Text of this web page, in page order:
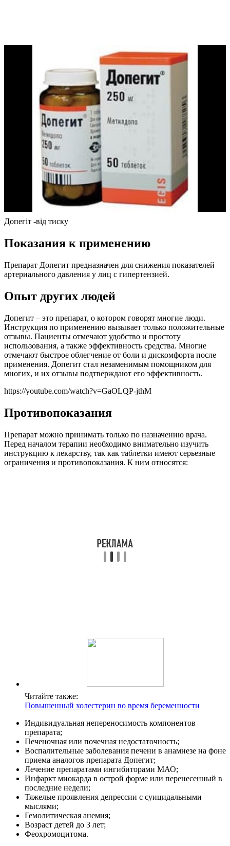
Допегіт -від тиску
Показания к применению
Препарат Допегит предназначен для снижения показателей
артериального давления у лиц с гипертензией.
Опыт других людей
Допегит – это препарат, о котором говорят многие люди.
Инструкция по применению вызывает только положительные
отзывы. Пациенты отмечают удобство и простоту
использования, а также эффективность средства. Многие
отмечают быстрое облегчение от боли и дискомфорта после
применения. Допегит стал незаменимым помощником для
многих, и их отзывы подтверждают его эффективность.
https://youtube.com/watch?v=GaOLQP-jthM
Противопоказания
Препарат можно принимать только по назначению врача.
Перед началом терапии необходимо внимательно изучить
инструкцию к лекарству, так как таблетки имеют серьезные
ограничения и противопоказания. К ним относятся:
Читайте также:
Повышенный холестерин во время беременности
Индивидуальная непереносимость компонентов
препарата;
Печеночная или почечная недостаточность;
Воспалительные заболевания печени в анамнезе на фоне
приема аналогов препарата Допегит;
Лечение препаратами ингибиторами МАО;
Инфаркт миокарда в острой форме или перенесенный в
последние недели;
Тяжелые проявления депрессии с суицидальными
мыслями;
Гемолитическая анемия;
Возраст детей до 3 лет;
Феохромоцитома.